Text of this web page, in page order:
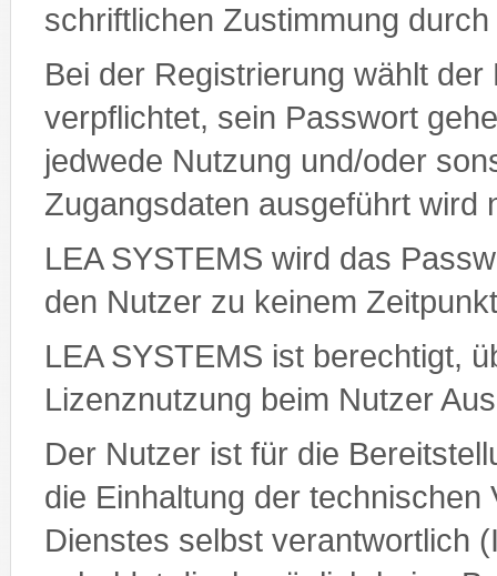
schriftlichen Zustimmung
Bei der Registrierung wählt
verpflichtet, sein Passwort
jedwede Nutzung und/oder
Zugangsdaten ausgeführt wird
LEA SYSTEMS wird das
den Nutzer zu keinem
LEA SYSTEMS ist berechtigt,
Lizenznutzung beim Nutzer
Der Nutzer ist für die
die Einhaltung der
Dienstes selbst verantwortlich